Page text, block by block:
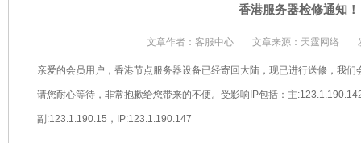
香港服务器检修通知！
文章作者：客服中心 文章来源：天霆网络
亲爱的会员用户，香港节点服务器设备已经寄回大陆，现已进行送修，我
请您耐心等待，非常抱歉给您带来的不便。受影响IP包括：主
副:123.1.190.15，IP:123.1.190.147